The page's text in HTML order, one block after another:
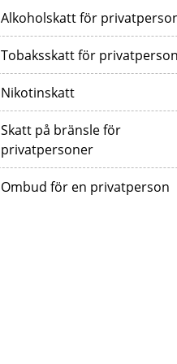
Alkoholskatt för
Tobaksskatt för
Nikotinskatt
Skatt på bränsle för
privatpersoner
Ombud för en privatperson